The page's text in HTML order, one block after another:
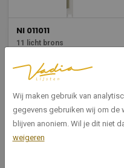
NI 011011
11 licht brons
Breedte: 7
Hoogte: 20,6
Bekijken
Wij maken gebruik van
gegevens gebruiken wij om de
blijven anoniem. Wil je dit niet
weigeren